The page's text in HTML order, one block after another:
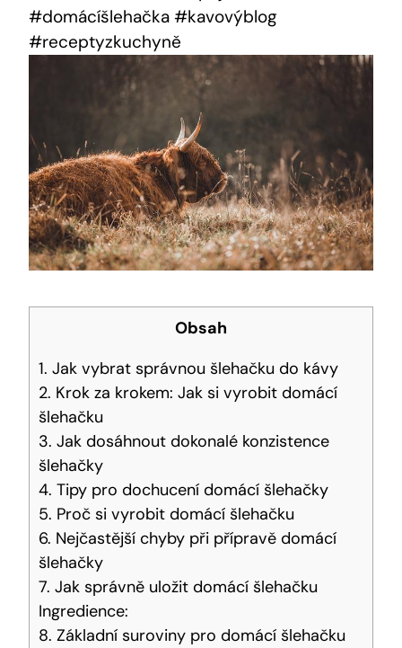
#domácíšlehačka #kavovýblog
#receptyzkuchyně
Obsah
1. Jak vybrat správnou šlehačku do kávy
2. Krok za krokem: Jak si vyrobit domácí
šlehačku
3. Jak dosáhnout dokonalé konzistence
šlehačky
4. Tipy pro dochucení domácí šlehačky
5. Proč si vyrobit domácí šlehačku
6. Nejčastější chyby při přípravě domácí
šlehačky
7. Jak správně uložit domácí šlehačku
Ingredience:
8. Základní suroviny pro domácí šlehačku